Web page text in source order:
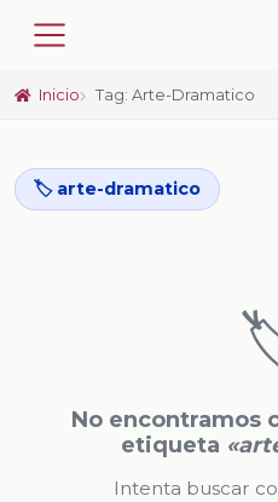
Inicio Tag: Arte-Dramatico
🏷️ arte-dramatico
No encontramos
etiqueta
Intenta buscar